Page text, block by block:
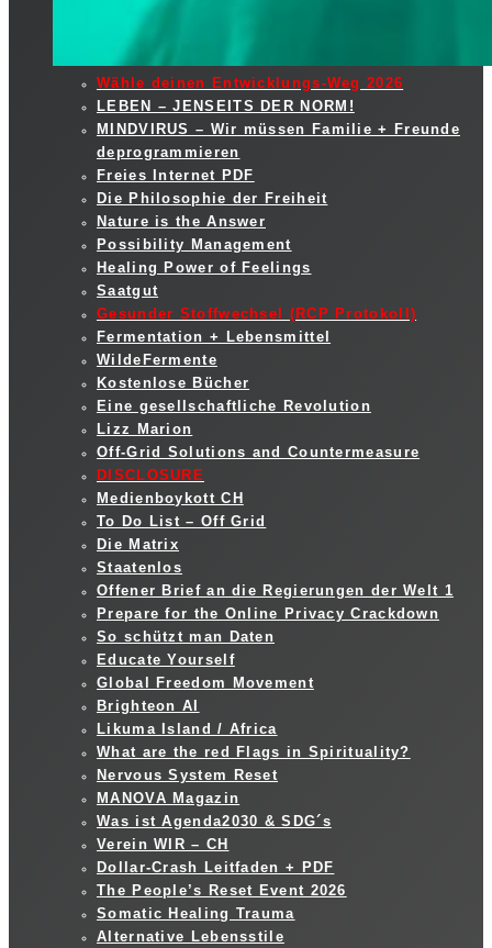
Wähle deinen Entwicklungs-Weg 2026
LEBEN – JENSEITS DER NORM!
MINDVIRUS – Wir müssen Familie + Freunde
deprogrammieren
Freies Internet PDF
Die Philosophie der Freiheit
Nature is the Answer
Possibility Management
Healing Power of Feelings
Saatgut
Gesunder Stoffwechsel (RCP Protokoll)
Fermentation + Lebensmittel
WildeFermente
Kostenlose Bücher
Eine gesellschaftliche Revolution
Lizz Marion
Off-Grid Solutions and Countermeasure
DISCLOSURE
Medienboykott CH
To Do List – Off Grid
Die Matrix
Staatenlos
Offener Brief an die Regierungen der Welt 1
Prepare for the Online Privacy Crackdown
So schützt man Daten
Educate Yourself
Global Freedom Movement
Brighteon AI
Likuma Island / Africa
What are the red Flags in Spirituality?
Nervous System Reset
MANOVA Magazin
Was ist Agenda2030 & SDG´s
Verein WIR – CH
Dollar-Crash Leitfaden + PDF
The People’s Reset Event 2026
Somatic Healing Trauma
Alternative Lebensstile